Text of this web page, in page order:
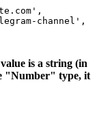
channel',
is a string (in
"Number" type, it